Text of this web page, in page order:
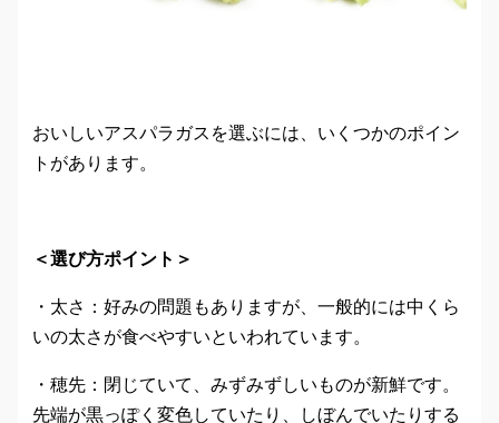
おいしいアスパラガスを選ぶには、いくつかのポイン
トがあります。
＜選び方ポイント＞
・太さ：好みの問題もありますが、一般的には中くら
いの太さが食べやすいといわれています。
・穂先：閉じていて、みずみずしいものが新鮮です。
先端が黒っぽく変色していたり、しぼんでいたりする